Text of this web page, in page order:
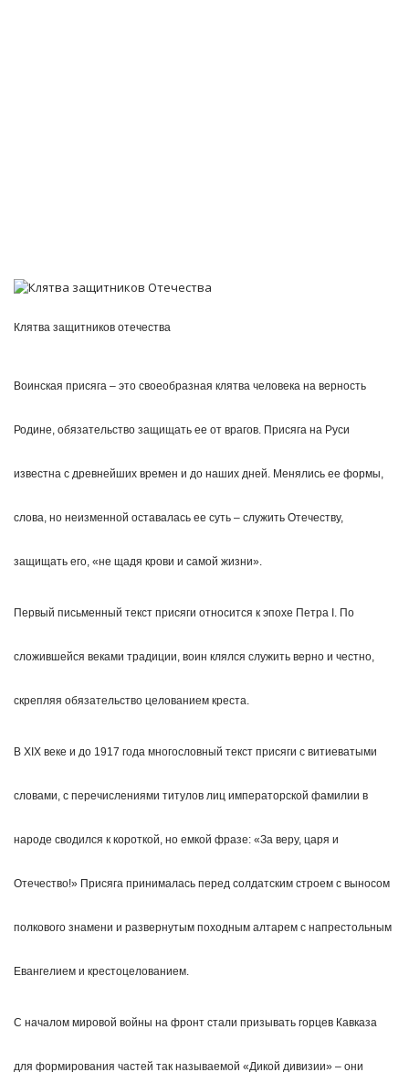
Клятва защитников отечества
Воинская присяга – это своеобразная клятва человека на верность
Родине, обязательство защищать ее от врагов. Присяга на Руси
известна с древнейших времен и до наших дней. Менялись ее формы,
слова, но неизменной оставалась ее суть – служить Отечеству,
защищать его, «не щадя крови и самой жизни».
Первый письменный текст присяги относится к эпохе Петра I. По
сложившейся веками традиции, воин клялся служить верно и честно,
скрепляя обязательство целованием креста.
В XIX веке и до 1917 года многословный текст присяги с витиеватыми
словами, с перечислениями титулов лиц императорской фамилии в
народе сводился к короткой, но емкой фразе: «За веру, царя и
Отечество!» Присяга принималась перед солдатским строем с выносом
полкового знамени и развернутым походным алтарем с напрестольным
Евангелием и крестоцелованием.
С началом мировой войны на фронт стали призывать горцев Кавказа
для формирования частей так называемой «Дикой дивизии» – они